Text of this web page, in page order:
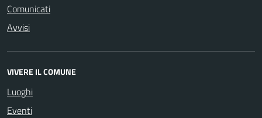
Comunicati
Avvisi
VIVERE IL COMUNE
Luoghi
Eventi